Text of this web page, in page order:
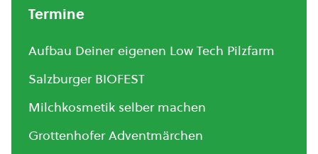
Termine
Aufbau Deiner eigenen Low Tech Pilzfarm
Salzburger BIOFEST
Milchkosmetik selber machen
Grottenhofer Adventmärchen